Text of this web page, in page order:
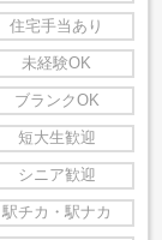
住宅手当あり
未経験OK
ブランクOK
短大生歓迎
シニア歓迎
駅チカ・駅ナカ